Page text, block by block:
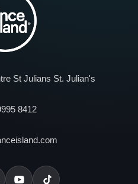
St Julians St. Julian's
8412